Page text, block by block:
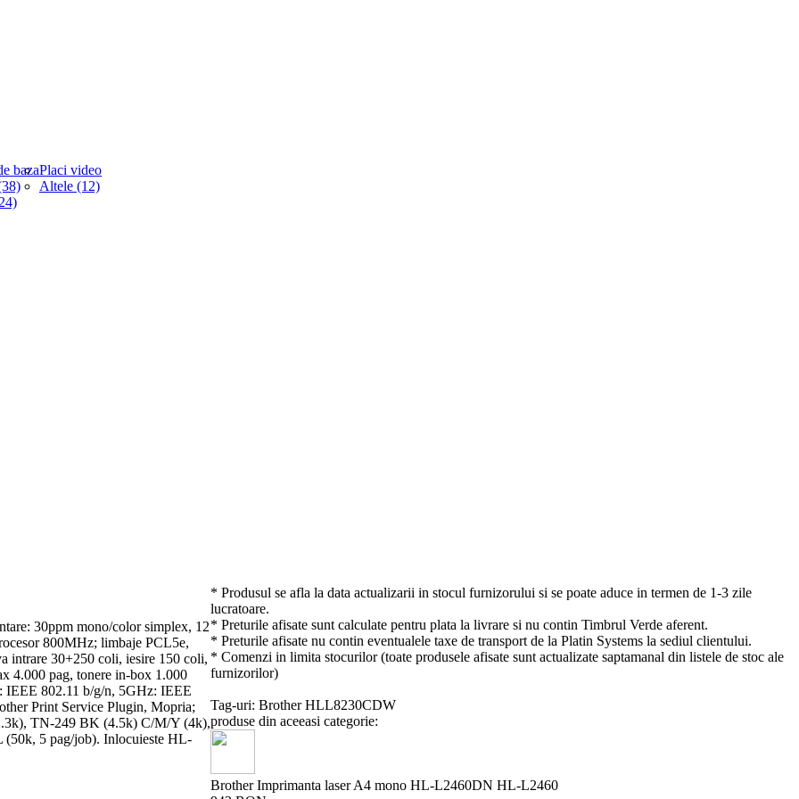
bazaPlaci video
Altele (12)
30ppm mono/color simplex, 12
800MHz; limbaje PCL5e,
intrare 30+250 coli, iesire 150 coli,
4.000 pag, tonere in-box 1.000
IEEE 802.11 b/g/n, 5GHz: IEEE
Print Service Plugin, Mopria;
TN-249 BK (4.5k) C/M/Y (4k),
5 pag/job). Inlocuieste HL-
* Produsul se afla la data actualizarii in stocul furnizorului si se poate aduce in termen de 1-3 zile
lucratoare.
* Preturile afisate sunt calculate pentru plata la livrare si nu contin Timbrul Verde aferent.
* Preturile afisate nu contin eventualele taxe de transport de la Platin Systems la sediul clientului.
* Comenzi in limita stocurilor (toate produsele afisate sunt actualizate saptamanal din listele de stoc ale
furnizorilor)
Tag-uri: Brother HLL8230CDW
produse din aceeasi categorie:
Brother Imprimanta laser A4 mono HL-L2460DN HL-L2460